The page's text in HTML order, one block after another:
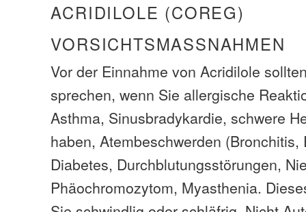
ACRIDILOLE (COREG)
VORSICHTSMASSNAHMEN
Vor der Einnahme von Acridilole
sprechen, wenn Sie allergische
Asthma, Sinusbradykardie, schwere
haben, Atembeschwerden (Bronchitis,
Diabetes, Durchblutungsstörungen,
Phäochromozytom, Myasthenia.